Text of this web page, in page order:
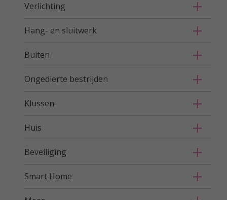
Verlichting
Hang- en sluitwerk
Buiten
Ongedierte bestrijden
Klussen
Huis
Beveiliging
Smart Home